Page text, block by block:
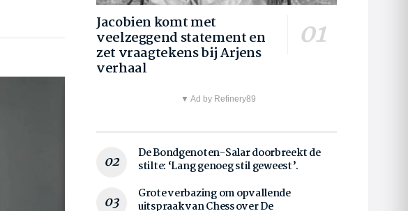
Jacobien komt met
veelzeggend statement en
zet vraagtekens bij Arjens
verhaal
▼ Ad by Refinery89
De Bondgenoten-Salar doorbreekt de
stilte: ‘Lang genoeg stil geweest’.
Grote verbazing om opvallende
uitspraak van Chess over De